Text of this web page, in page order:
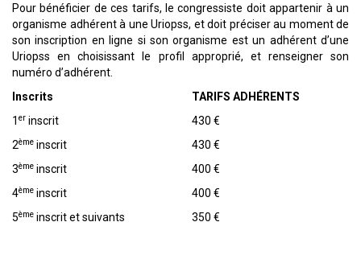
Pour bénéficier de ces tarifs, le congressiste doit appartenir à un
organisme adhérent à une Uriopss, et doit préciser au moment de
son inscription en ligne si son organisme est un adhérent d’une
Uriopss en choisissant le profil approprié, et renseigner son
numéro d’adhérent.
Inscrits
TARIFS ADH ÉRENTS
1 er inscrit
430 €
2ème inscrit
430 €
3ème inscrit
400 €
4ème inscrit
400 €
5ème inscrit et suivants 350 €